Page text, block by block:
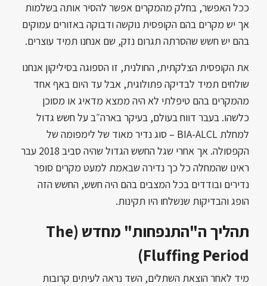
ככל האפשר, בחלק מהמקרים אפשר להסיר אותה בשלמות
אך יש מקרים בהם הקופסית נוקשה ודבוקה באזורים עמוקים
בהם יש חשש שהסרתה תגרום נזק, שם אנחנו תמיד עוצרים.
את הקופסית הצלקתית, החולנית, זו הספוגה בסיליקון אנחנו
שולחים תמיד לבדיקה פתולוגית, אבל עד היום באף אחד
מהמקרים בהם טיפלתי לא היה ממצא מדאיג או מסוכן
כלשהו. בעבר דווח בעולם, בעיקר בארה״ב על חשש גדול
למחלת BIA-ALCL – סוג נדיר מאוד של לימפומה של
הקפסולה. אך אחרי שגל החשש הגדול שהיה סביב 2018 עבר
ראינו שהמחלה כל כך נדירה שבאמת למעט מקרים סופר
נדירים ובודדים בכל המצבים בהם היה חשש, החשש הזה
הופג והבדיקות שנשלחו היו תקינות.
תהליך ה"התנפחות" מחדש (The
Fluffing Period)
מיד לאחר הוצאת השתלים, השד נראה לעיתים קרובות